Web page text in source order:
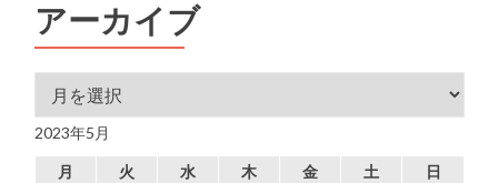
アーカイブ
アーカイブ
2023年5月
月 火 水 木 金 土
日